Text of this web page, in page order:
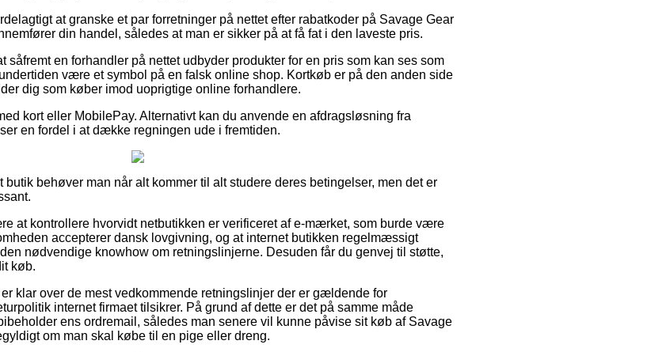
at granske et par forretninger på nettet efter rabatkoder på Savage Gear
din handel, således at man er sikker på at få fat i den laveste pris.
såfremt en forhandler på nettet udbyder produkter for en pris som kan ses som
være et symbol på en falsk online shop. Kortkøb er på den anden side
dig som køber imod uoprigtige online forhandlere.
kort eller MobilePay. Alternativt kan du anvende en afdragsløsning fra
en fordel i at dække regningen ude i fremtiden.
butik behøver man når alt kommer til alt studere deres betingelser, men det er
at kontrollere hvorvidt netbutikken er verificeret af e-mærket, som burde være
accepterer dansk lovgivning, og at internet butikken regelmæssigt
nødvendige knowhow om retningslinjerne. Desuden får du genvej til støtte,
køb.
klar over de mest vedkommende retningslinjer der er gældende for
internet firmaet tilsikrer. På grund af dette er det på samme måde
ens ordremail, således man senere vil kunne påvise sit køb af Savage
om man skal købe til en pige eller dreng.